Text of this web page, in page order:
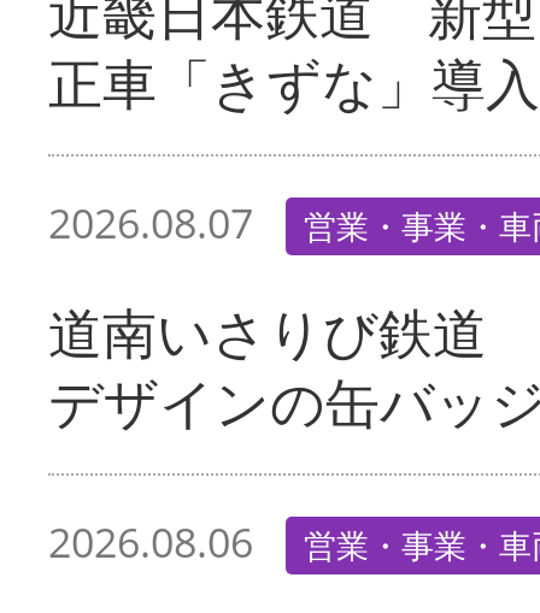
正車「きずな」導入
2026.08.07 営業・事業・
道南いさりび鉄道
デザインの缶バッ
2026.08.06 営業・事業・